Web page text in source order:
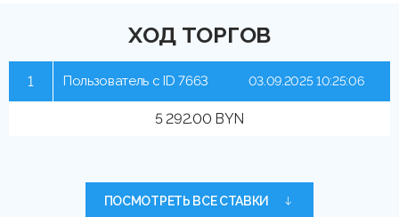
ХОД ТОРГОВ
1 Пользователь с ID 7663
5 292.00 BYN
03.09.2025 10:25:06
ПОСМОТРЕТЬ ВСЕ СТАВКИ